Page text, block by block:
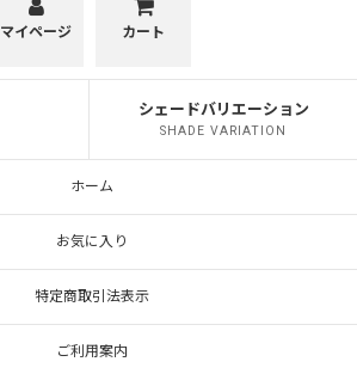
シェードバリエーション
SHADE VARIATION
マイページ カート
ホーム
お気に入り
特定商取引法表示
ご利用案内